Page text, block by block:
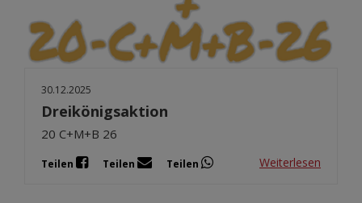
30.12.2025
Dreikönigsaktion
20 C+M+B 26
Teilen Teilen Teilen Weiterlesen